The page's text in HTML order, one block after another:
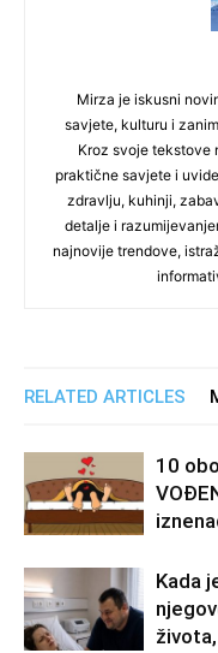
Mirza je iskusni
savjete, kulturu i
Kroz svoje tekstove
praktične savjete i
zdravlju, kuhinji,
detalje i
najnovije trendove,
RELATED ARTICLES
10
Kada